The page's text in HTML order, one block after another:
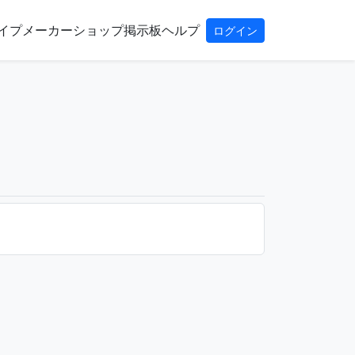
プメーカーショップ掲示板ヘルプ ログイン